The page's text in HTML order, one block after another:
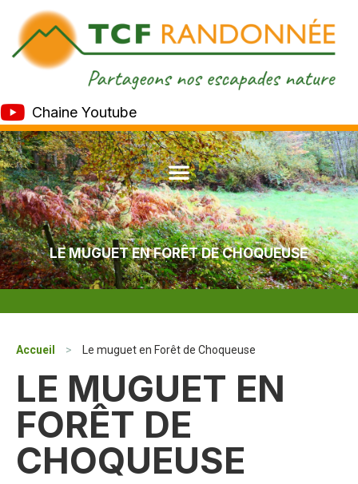
Chaine Youtube
LE MUGUET EN FORÊT DE CHOQUEUSE
Accueil > Le muguet en Forêt de Choqueuse
LE MUGUET EN
FORÊT DE
CHOQUEUSE